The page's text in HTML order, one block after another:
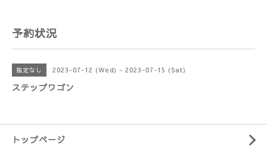
予約状況
指定なし 2023-07-12 (Wed) - 2023-07-15 (Sat)
ステップワゴン
トップページ